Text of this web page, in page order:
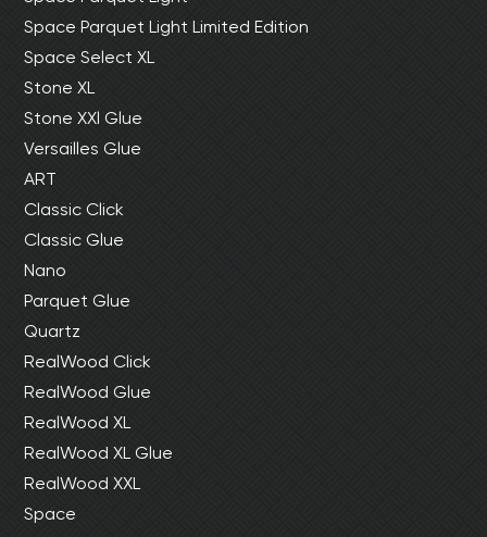
Space Parquet Light Limited Edition
Space Select XL
Stone XL
Stone XXl Glue
Versailles Glue
ART
Classic Click
Classic Glue
Nano
Parquet Glue
Quartz
RealWood Click
RealWood Glue
RealWood XL
RealWood XL Glue
RealWood XXL
Space